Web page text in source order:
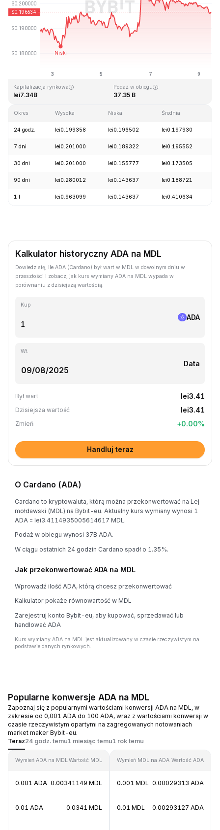
Ostatnia aktualizacja strony: 2026-08-09, 11:34 GMT+0
Kapitalizacja rynkowa
lei7.34B
Podaż w obiegu
37.35 B
Okres Wysoka Niska Średnia
24 godz. lei0.199358 lei0.196502 lei0.197930
7 dni lei0.201000 lei0.189322 lei0.195552
30 dni lei0.201000 lei0.155777 lei0.173505
90 dni lei0.280012 lei0.143637 lei0.188721
1 l lei0.963099 lei0.143637 lei0.410634
Kalkulator historyczny ADA na MDL
Dowiedz się, ile ADA (Cardano) był wart w MDL w dowolnym dniu w
przeszłości i zobacz, jak kurs wymiany ADA na MDL wypada w
porównaniu z dzisiejszą wartością.
Kup
ADA
Wł.
Data
Był wart lei3.41
Dzisiejsza wartość lei3.41
Zmień +0.00%
Handluj teraz
O Cardano (ADA)
Cardano to kryptowaluta, którą można przekonwertować na Lej
mołdawski (MDL) na Bybit-eu. Aktualny kurs wymiany wynosi 1
ADA = lei3.4114935005614617 MDL.
Podaż w obiegu wynosi 37B ADA.
W ciągu ostatnich 24 godzin Cardano spadł o 1.35%.
Jak przekonwertować ADA na MDL
Wprowadź ilość ADA, którą chcesz przekonwertować
Kalkulator pokaże równowartość w MDL
Zarejestruj konto Bybit-eu, aby kupować, sprzedawać lub
handlować ADA
Kurs wymiany ADA na MDL jest aktualizowany w czasie rzeczywistym na
podstawie danych rynkowych.
Popularne konwersje ADA na MDL
Zapoznaj się z popularnymi wartościami konwersji ADA na MDL, w
zakresie od 0,001 ADA do 100 ADA, wraz z wartościami konwersji w
czasie rzeczywistym opartymi na zagregowanych notowaniach
market maker Bybit-eu.
Teraz24 godz. temu1 miesiąc temu1 rok temu
Wymień ADA na MDL Wartość MDL
0.001 ADA 0.00341149 MDL
0.01 ADA 0.0341 MDL
Wymień MDL na ADA Wartość ADA
0.001 MDL 0.00029313 ADA
0.01 MDL 0.00293127 ADA